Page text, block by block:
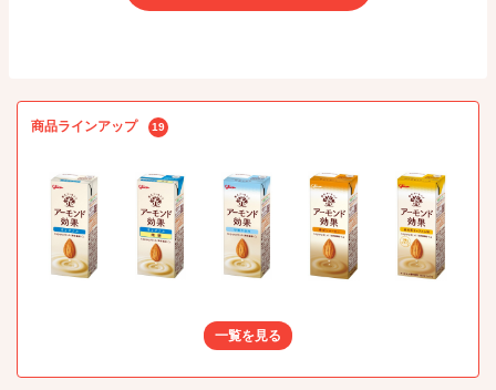
商品ラインアップ 19
一覧を見る